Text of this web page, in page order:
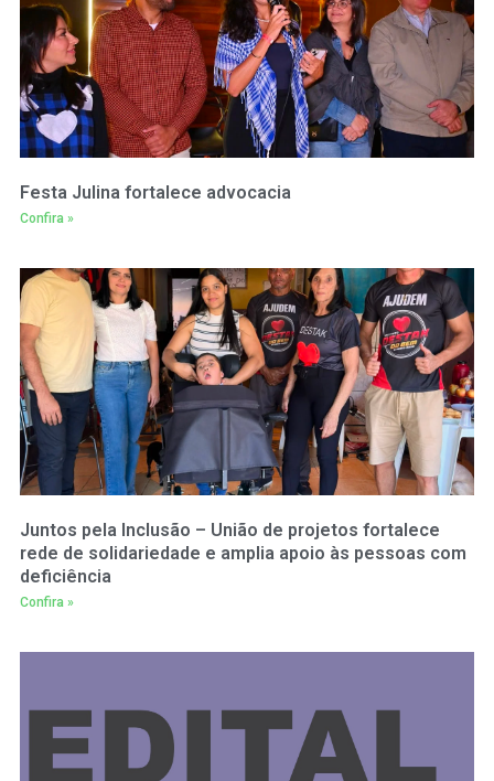
Festa Julina fortalece advocacia
Confira »
Juntos pela Inclusão – União de projetos fortalece
rede de solidariedade e amplia apoio às pessoas com
deficiência
Confira »